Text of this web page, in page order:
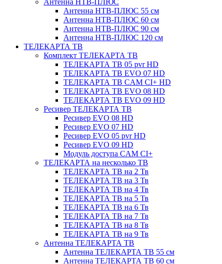
Антенна НТВ-ПЛЮС
Антенна НТВ-ПЛЮС 55 см
Антенна НТВ-ПЛЮС 60 см
Антенна НТВ-ПЛЮС 90 см
Антенна НТВ-ПЛЮС 120 см
ТЕЛЕКАРТА ТВ
Комплект ТЕЛЕКАРТА ТВ
ТЕЛЕКАРТА ТВ 05 pvr HD
ТЕЛЕКАРТА ТВ EVO 07 HD
ТЕЛЕКАРТА ТВ CAM CI+ HD
ТЕЛЕКАРТА ТВ EVO 08 HD
ТЕЛЕКАРТА ТВ EVO 09 HD
Ресивер ТЕЛЕКАРТА ТВ
Ресивер EVO 08 HD
Ресивер EVO 07 HD
Ресивер EVO 05 pvr HD
Ресивер EVO 09 HD
Модуль доступа CAM CI+
ТЕЛЕКАРТА на несколько ТВ
ТЕЛЕКАРТА ТВ на 2 Тв
ТЕЛЕКАРТА ТВ на 3 Тв
ТЕЛЕКАРТА ТВ на 4 Тв
ТЕЛЕКАРТА ТВ на 5 Тв
ТЕЛЕКАРТА ТВ на 6 Тв
ТЕЛЕКАРТА ТВ на 7 Тв
ТЕЛЕКАРТА ТВ на 8 Тв
ТЕЛЕКАРТА ТВ на 9 Тв
Антенна ТЕЛЕКАРТА ТВ
Антенна ТЕЛЕКАРТА ТВ 55 см
Антенна ТЕЛЕКАРТА ТВ 60 см